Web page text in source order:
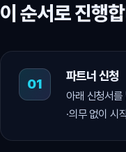
이 순서로 진행
파트너 신청
아래 신청서
·의무 없이 시